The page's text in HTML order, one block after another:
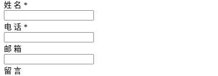
姓 名 *
电 话 *
邮 箱
留 言